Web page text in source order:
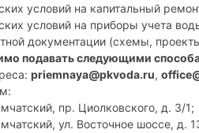
условий на капитальный
условий на приборы учета
документации (схемы,
подавать следующими
priemnaya@pkvoda.ru,
пр. Циолковского, д. 3/1;
ул. Восточное шоссе, д.